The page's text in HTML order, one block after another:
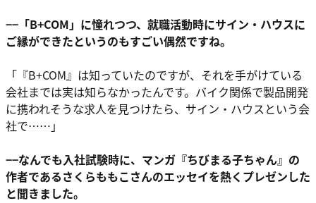
−−「B+COM」に憧れつつ、就職活動時にサイン・ハウスに
ご縁ができたというのもすごい偶然ですね。
「『B+COM』は知っていたのですが、それを手がけている
会社までは実は知らなかったんです。バイク関係で製品開発
に携われそうな求人を見つけたら、サイン・ハウスという会
社で……」
−−なんでも入社試験時に、マンガ『ちびまる子ちゃん』の
作者であるさくらももこさんのエッセイを熱くプレゼンした
と聞きました。